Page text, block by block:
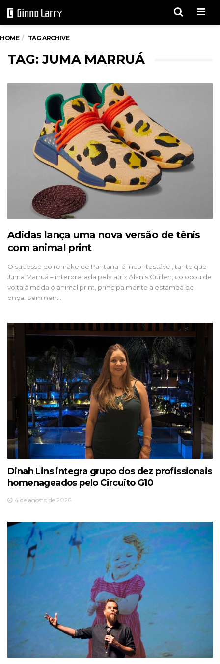
HOME TAG ARCHIVE
TAG: JUMA MARRUÁ
Adidas lança uma nova versão de tênis
com animal print
O sucesso do remake de Pantanal é incontestável, tanto que
Juma Marruá – interpretada pela atriz Alanis Guillen, colocou de
volta à moda o animal print, principalmente a estampa de
onça. Sem nen…
Dinah Lins integra grupo dos dez profissionais
homenageados pelo Circuito G10
4 de agosto de 2026